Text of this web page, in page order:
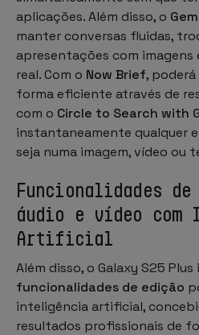
aplicações. Além disso, o
manter conversas fluidas,
apresentações com
real. Com o Now Brief, poderá
forma eficiente através de
com o Circle to Search with
instantaneamente qualquer
seja numa imagem, vídeo ou
Funcionalidades
áudio e vídeo com
Artificial
Além disso, o Galaxy S25
funcionalidades de edição
inteligência artificial,
resultados profissionais de